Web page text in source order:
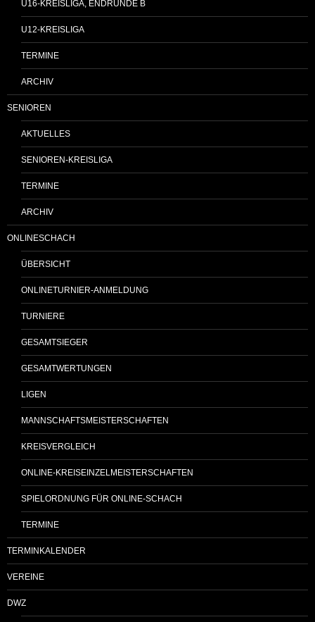
U16-KREISLIGA, ENDRUNDE B
U12-KREISLIGA
TERMINE
ARCHIV
SENIOREN
AKTUELLES
SENIOREN-KREISLIGA
TERMINE
ARCHIV
ONLINESCHACH
ÜBERSICHT
ONLINETURNIER-ANMELDUNG
TURNIERE
GESAMTSIEGER
GESAMTWERTUNGEN
LIGEN
MANNSCHAFTSMEISTERSCHAFTEN
KREISVERGLEICH
ONLINE-KREISEINZELMEISTERSCHAFTEN
SPIELORDNUNG FÜR ONLINE-SCHACH
TERMINE
TERMINKALENDER
VEREINE
DWZ